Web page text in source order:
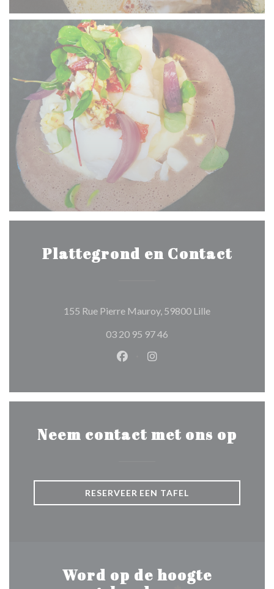
Plattegrond en Contact
155 Rue Pierre Mauroy, 59800 Lille((opent in een
03 20 95 97 46
Facebook ((opent in een nieuw
Instagram ((opent in een
Neem contact met ons op
RESERVEER EEN TAFEL
Word op de hoogte